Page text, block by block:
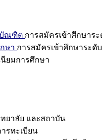
บัณฑิต การสมัครเข้าศึกษา
ษา การสมัครเข้าศึกษาระ
นียมการศึกษา
ยาลัย และสถาบัน
รทะเบียน